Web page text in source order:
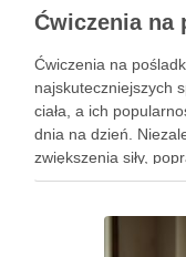
Ćwiczenia na
najskuteczniejszych
ciała, a ich
dnia na dzień.
zwiększenia siły,
poczuć się lepiej w